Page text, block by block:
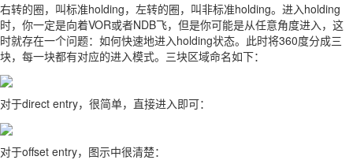
右转的圈，叫标准holding，左转的圈，叫非标准holding。进入holding
时，你一定是向着VOR或者NDB飞，但是你可能是从任意角度进入，这
时就存在一个问题：如何快速地进入holding状态。此时将360度分成三
块，每一块都有对应的进入模式。三块区域命名如下：
对于direct entry，很简单，直接进入即可：
对于offset entry，图示中很清楚：